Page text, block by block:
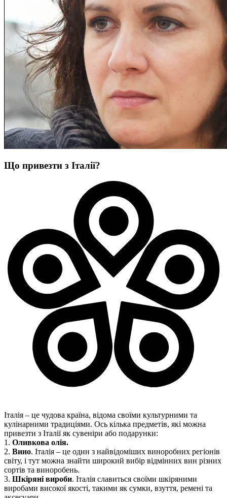
Що привезти з Італії?
Італія – ​​це чудова країна, відома своїми культурними та
кулінарними традиціями. Ось кілька предметів, які можна
привезти з Італії як сувеніри або подарунки:
1. Оливкова олія.
2. Вино. Італія – ​​це один з найвідоміших виноробних регіонів
світу, і тут можна знайти широкий вибір відмінних вин різних
сортів та виноробень.
3. Шкіряні вироби. Італія славиться своїми шкіряними
виробами високої якості, такими як сумки, взуття, ремені та